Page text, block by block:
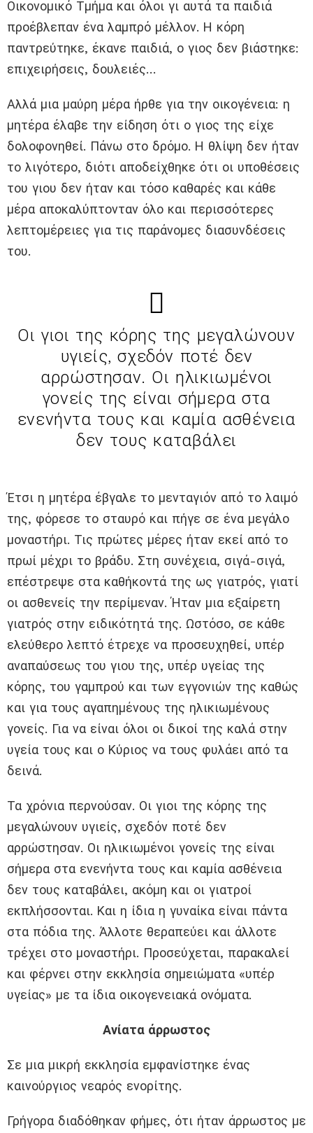
Οικονομικό Τμήμα και όλοι γι αυτά τα παιδιά
προέβλεπαν ένα λαμπρό μέλλον. Η κόρη
παντρεύτηκε, έκανε παιδιά, ο γιος δεν βιάστηκε:
επιχειρήσεις, δουλειές…
Αλλά μια μαύρη μέρα ήρθε για την οικογένεια: η
μητέρα έλαβε την είδηση ότι ο γιος της είχε
δολοφονηθεί. Πάνω στο δρόμο. Η θλίψη δεν ήταν
το λιγότερο, διότι αποδείχθηκε ότι οι υποθέσεις
του γιου δεν ήταν και τόσο καθαρές και κάθε
μέρα αποκαλύπτονταν όλο και περισσότερες
λεπτομέρειες για τις παράνομες διασυνδέσεις
του.
Οι γιοι της κόρης της μεγαλώνουν
υγιείς, σχεδόν ποτέ δεν
αρρώστησαν. Οι ηλικιωμένοι
γονείς της είναι σήμερα στα
ενενήντα τους και καμία ασθένεια
δεν τους καταβάλει
Έτσι η μητέρα έβγαλε το μενταγιόν από το λαιμό
της, φόρεσε το σταυρό και πήγε σε ένα μεγάλο
μοναστήρι. Τις πρώτες μέρες ήταν εκεί από το
πρωί μέχρι το βράδυ. Στη συνέχεια, σιγά-σιγά,
επέστρεψε στα καθήκοντά της ως γιατρός, γιατί
οι ασθενείς την περίμεναν. Ήταν μια εξαίρετη
γιατρός στην ειδικότητά της. Ωστόσο, σε κάθε
ελεύθερο λεπτό έτρεχε να προσευχηθεί, υπέρ
αναπαύσεως του γιου της, υπέρ υγείας της
κόρης, του γαμπρού και των εγγονιών της καθώς
και για τους αγαπημένους της ηλικιωμένους
γονείς. Για να είναι όλοι οι δικοί της καλά στην
υγεία τους και ο Κύριος να τους φυλάει από τα
δεινά.
Τα χρόνια περνούσαν. Οι γιοι της κόρης της
μεγαλώνουν υγιείς, σχεδόν ποτέ δεν
αρρώστησαν. Οι ηλικιωμένοι γονείς της είναι
σήμερα στα ενενήντα τους και καμία ασθένεια
δεν τους καταβάλει, ακόμη και οι γιατροί
εκπλήσσονται. Και η ίδια η γυναίκα είναι πάντα
στα πόδια της. Άλλοτε θεραπεύει και άλλοτε
τρέχει στο μοναστήρι. Προσεύχεται, παρακαλεί
και φέρνει στην εκκλησία σημειώματα «υπέρ
υγείας» με τα ίδια οικογενειακά ονόματα.
Ανίατα άρρωστος
Σε μια μικρή εκκλησία εμφανίστηκε ένας
καινούργιος νεαρός ενορίτης.
Γρήγορα διαδόθηκαν φήμες, ότι ήταν άρρωστος με